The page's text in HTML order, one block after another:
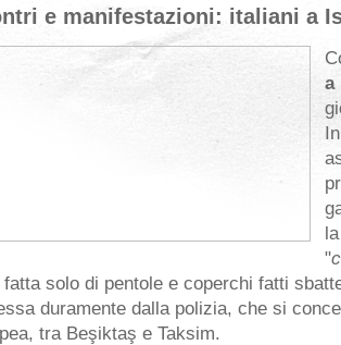
e manifestazioni: italiani a
a
"
solo di pentole e coperchi fatti
duramente dalla polizia, che si
tra Beşiktaş e Taksim.